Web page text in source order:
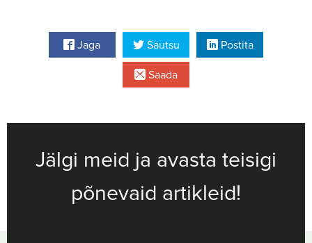
Jaga Säutsu Postita
Saada
Jälgi meid ja avasta teisigi
põnevaid artikleid!